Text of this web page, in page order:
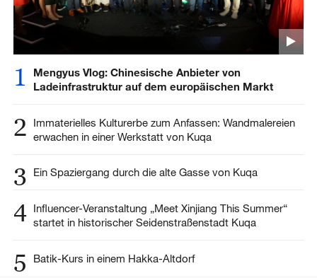
1
Mengyus Vlog: Chinesische Anbieter von
Ladeinfrastruktur auf dem europäischen Markt
2
Immaterielles Kulturerbe zum Anfassen: Wandmalereien
erwachen in einer Werkstatt von Kuqa
3 Ein Spaziergang durch die alte Gasse von Kuqa
4 Influencer-Veranstaltung „Meet Xinjiang This Summer“
startet in historischer Seidenstraßenstadt Kuqa
5 Batik-Kurs in einem Hakka-Altdorf